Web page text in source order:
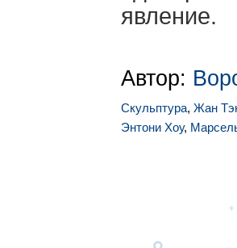
явление.
Автор:
Скульптура, Жан
Энтони Хоу,